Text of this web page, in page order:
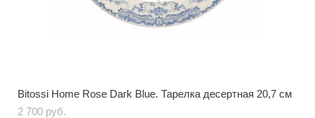
Bitossi Home Rose Dark Blue. Тарелка десертная 20,7 см
2 700 pуб.